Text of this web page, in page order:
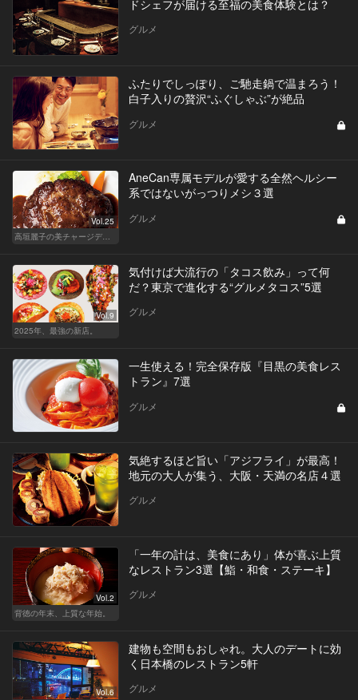
ドシェフが届ける至福の美食体験とは？
グルメ
ふたりでしっぽり、ご馳走鍋で温まろう！
白子入りの贅沢“ふぐしゃぶ”が絶品
グルメ
Vol.25
AneCan専属モデルが愛する全然ヘルシー
系ではないがっつりメシ３選
グルメ
Vol.9
2025年、最強の新店。
気付けば大流行の「タコス飲み」って何
だ？東京で進化する“グルメタコス”5選
グルメ
一生使える！完全保存版『目黒の美食レス
トラン』7選
グルメ
気絶するほど旨い「アジフライ」が最高！
地元の大人が集う、大阪・天満の名店４選
グルメ
Vol.2
背徳の年末、上質な年始。
「一年の計は、美食にあり」体が喜ぶ上質
なレストラン3選【鮨・和食・ステーキ】
グルメ
Vol.6
建物も空間もおしゃれ。大人のデートに効
く日本橋のレストラン5軒
グルメ